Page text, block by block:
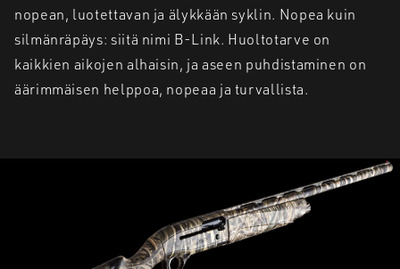
nopean, luotettavan ja älykkään syklin. Nopea kuin
silmänräpäys: siitä nimi B-Link. Huoltotarve on
kaikkien aikojen alhaisin, ja aseen puhdistaminen on
äärimmäisen helppoa, nopeaa ja turvallista.